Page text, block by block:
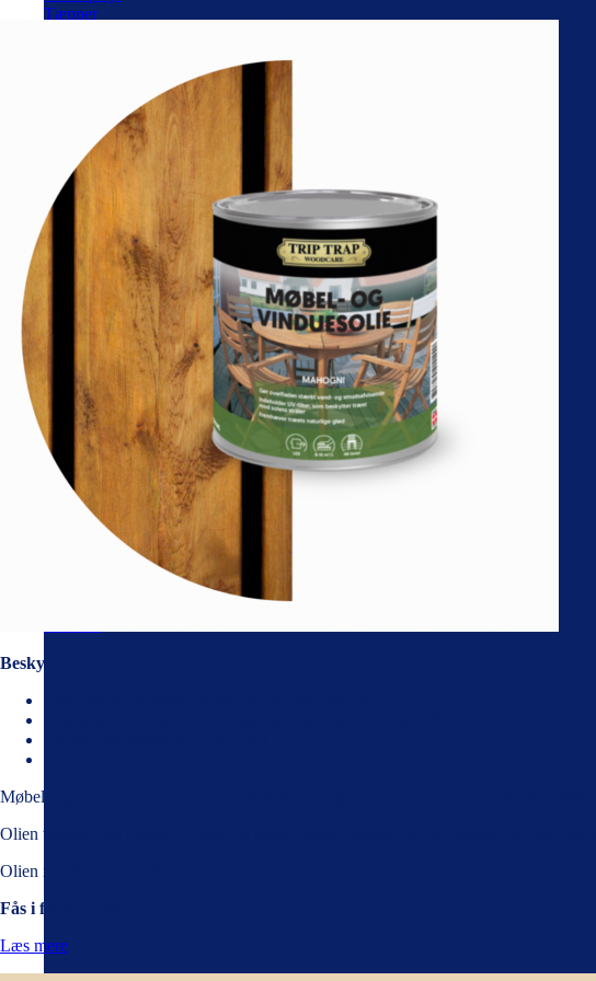
Tæpper
Vinduesmaling
Grunder til udendørs
Linolie maling
Jern & Metal
Fadademaling
Terrasseolie
Havemøbel olie
Rengøring
Træbeskyttelse
Tapet efter stil
Tapet efter farve
Design tapet
Retro tapet
Stribet tapet
Tapet med natur
Fototapet
Tapet værktøj
Autolak på spray
Grunder til autolak
Topcoat til autolak
Fortynder & hæder til autolak
Bambusgardiner
Beskytter udendørs træ mod vejr og vind
Møbel- og vinduesolie anvendes til behandling og pleje af nye og ny afrensede
Olien trænger ind i træet og giver en stærk, vandafvisende og vejrbestandig
Olien indeholder UV-filter der bestykker træet mod solens ultraviolette stråler.
Fås i flere farver
Læs mere